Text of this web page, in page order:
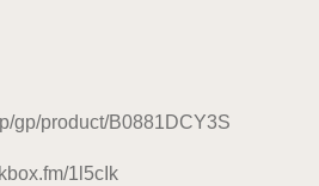
gp/product/B0881DCY3S
1l5cIk